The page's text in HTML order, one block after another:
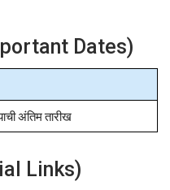
Dates)
अंतिम तारीख
Links)